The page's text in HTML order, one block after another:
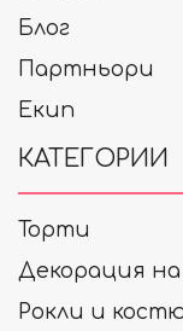
Блог
Партньори
Екип
КАТЕГОРИИ
Торти
Декорация
Рокли и